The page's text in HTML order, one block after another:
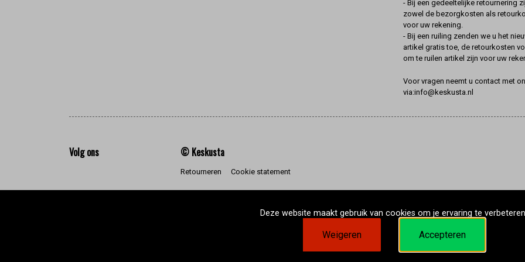
- Bij een gedeeltelijke retournering
zowel de bezorgkosten als
voor uw rekening.
- Bij een ruiling zenden we u het
artikel gratis toe, de retourkosten
om te ruilen artikel zijn voor uw
Voor vragen neemt u contact met
via:info@keskusta.nl
Volg ons © Keskusta
Retourneren Cookie statement
Deze website maakt gebruik van cookies om je ervaring te
Weigeren Accepteren